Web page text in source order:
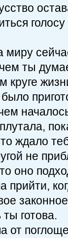
миру
ты
круге
было
ждало
не
оно
прийти,
готова.
от